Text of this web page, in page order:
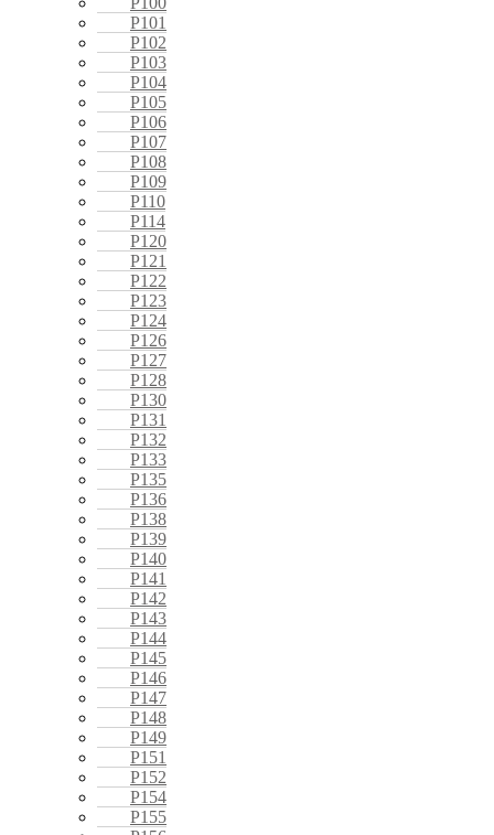
P101
P102
P103
P104
P105
P106
P107
P108
P109
P110
P114
P120
P121
P122
P123
P124
P126
P127
P128
P130
P131
P132
P133
P135
P136
P138
P139
P140
P141
P142
P143
P144
P145
P146
P147
P148
P149
P151
P152
P154
P155